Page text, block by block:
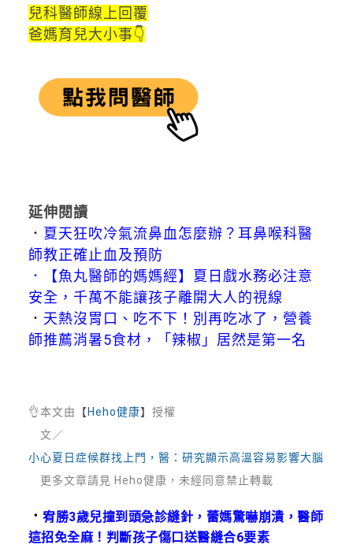
兒科醫師線上回覆
爸媽育兒大小事👇
延伸閱讀
． 夏天狂吹冷氣流鼻血怎麼辦？耳鼻喉科醫
師教正確止血及預防
．
【魚丸醫師的媽媽經】夏日戲水務必注意
安全，千萬不能讓孩子離開大人的視線
． 天熱沒胃口、吃不下！別再吃冰了，營養
師推薦消暑5食材，「辣椒」居然是第一名
👌本文由 【Heho健康】 授權
文／
小心夏日症候群找上門，醫：研究顯示高溫容易影響大腦
更多文章請見 Heho健康，未經同意禁止轉載
．宥勝3歲兒撞到頭急診縫針，蕾媽驚嚇崩潰，醫師
這招免全麻！判斷孩子傷口送醫縫合6要素